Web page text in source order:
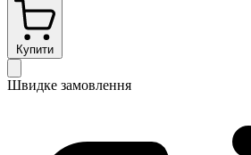
Купити
Швидке замовлення